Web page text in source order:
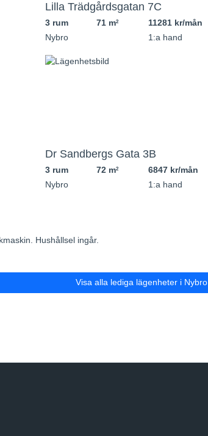
Lilla Trädgårdsgatan 7C
3 rum 71 m2
11281 kr/mån
Nybro
1:a hand
Dr Sandbergs Gata 3B
3 rum 72 m2
6847 kr/mån
Nybro
1:a hand
Hushållsel ingår.
Visa alla lediga lägenheter i Nybro